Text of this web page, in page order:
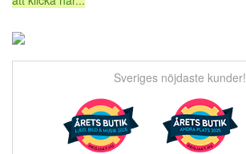
Sveriges nöjdaste kunder!